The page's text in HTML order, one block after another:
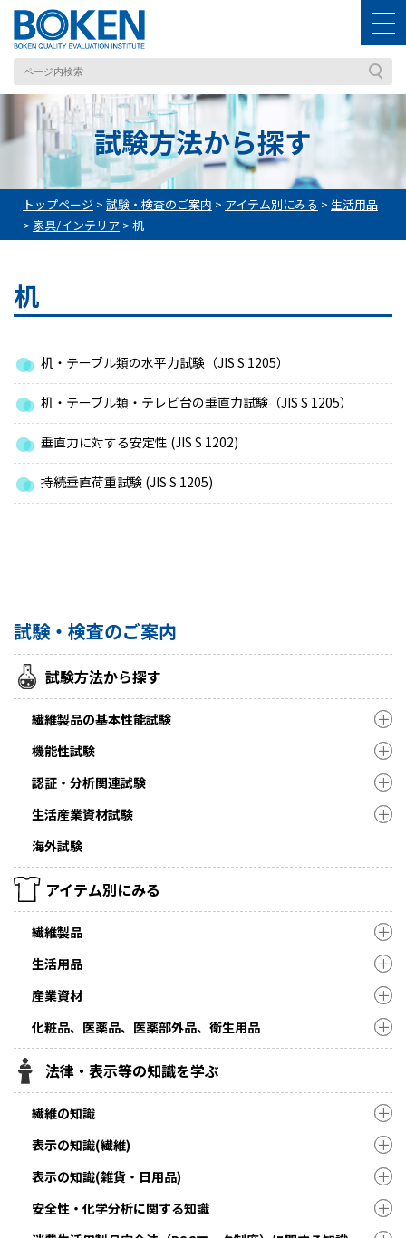
試験方法から探す
トップページ > 試験・検査のご案内 > アイテム別にみる > 生活用品
> 家具/インテリア > 机
試験・検査のご案内
試験方法から探す
繊維製品の基本性能試験
機能性試験
認証・分析関連試験
生活産業資材試験
海外試験
アイテム別にみる
繊維製品
生活用品
産業資材
化粧品、医薬品、医薬部外品、衛生用品
法律・表示等の知識を学ぶ
繊維の知識
表示の知識(繊維)
表示の知識(雑貨・日用品)
安全性・化学分析に関する知識
机
机・テーブル類の水平力試験（JIS S 1205）
机・テーブル類・テレビ台の垂直力試験（JIS S 1205）
垂直力に対する安定性 (JIS S 1202)
持続垂直荷重試験 (JIS S 1205)